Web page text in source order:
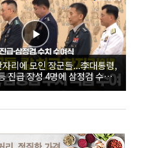
리에 모인 장군들...李대통령,
진급 장성 4명에 삼정검 수치
장성 진급·삼정검 수치